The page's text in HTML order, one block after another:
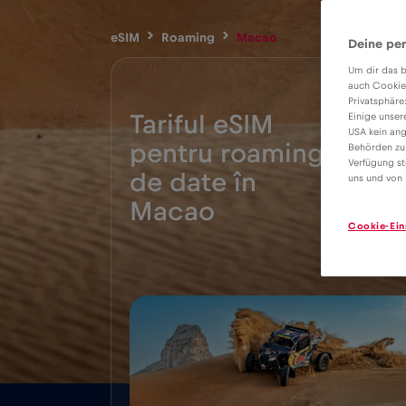
eSIM Roaming Macao
Tariful eSIM
pentru roaming
de date în
Macao
5€
Deine
Um dir das
auch
Einige
USA kein
Behörden
Verfügung
uns und von
Cookie-